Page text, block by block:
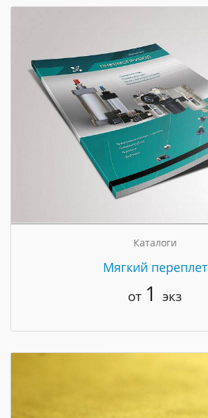
Каталоги
Мягкий переплет
от 1 экз